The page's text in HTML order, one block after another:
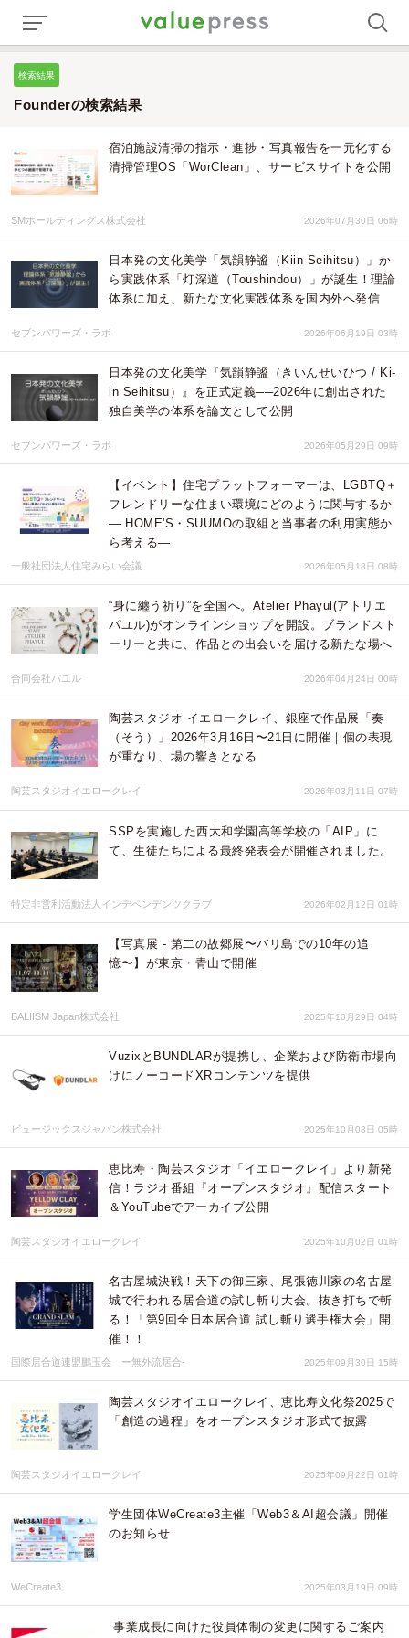
検索結果
Founderの検索結果
宿泊施設清掃の指示・進捗・写真報告を一元化する
清掃管理OS「WorClean」、サービスサイトを公開
SMホールディングス株式会社 2026年07月30日 06時
日本発の文化美学「気韻静謐（Kiin-Seihitsu）」か
ら実践体系「灯深道（Toushindou）」が誕生！理論
体系に加え、新たな文化実践体系を国内外へ発信
セブンパワーズ・ラボ 2026年06月19日 03時
日本発の文化美学『気韻静謐（きいんせいひつ / Ki-
in Seihitsu）』を正式定義──2026年に創出された
独自美学の体系を論文として公開
セブンパワーズ・ラボ 2026年05月29日 09時
【イベント】住宅プラットフォーマーは、LGBTQ＋
フレンドリーな住まい環境にどのように関与するか
― HOME'S・SUUMOの取組と当事者の利用実態か
ら考える―
一般社団法人住宅みらい会議 2026年05月18日 08時
“身に纏う祈り”を全国へ。Atelier Phayul(アトリエ
パユル)がオンラインショップを開設。ブランドスト
ーリーと共に、作品との出会いを届ける新たな場へ
合同会社パユル 2026年04月24日 00時
陶芸スタジオ イエロークレイ、銀座で作品展「奏
（そう）」2026年3月16日〜21日に開催｜個の表現
が重なり、場の響きとなる
陶芸スタジオイエロークレイ 2026年03月11日 07時
SSPを実施した西大和学園高等学校の「AIP」に
て、生徒たちによる最終発表会が開催されました。
特定非営利活動法人インデペンデンツクラブ 2026年02月12日 01時
【写真展 - 第二の故郷展〜バリ島での10年の追
憶〜】が東京・青山で開催
BALIISM Japan株式会社 2025年10月29日 04時
VuzixとBUNDLARが提携し、企業および防衛市場向
けにノーコードXRコンテンツを提供
ビュージックスジャパン株式会社 2025年10月03日 05時
恵比寿・陶芸スタジオ「イエロークレイ」より新発
信！ラジオ番組『オープンスタジオ』配信スタート
＆YouTubeでアーカイブ公開
陶芸スタジオイエロークレイ 2025年10月02日 01時
名古屋城決戦！天下の御三家、尾張徳川家の名古屋
城で行われる居合道の試し斬り大会。抜き打ちで斬
る！「第9回全日本居合道 試し斬り選手権大会」開
催！！
国際居合道連盟鵬玉会 ー無外流居合- 2025年09月30日 15時
陶芸スタジオイエロークレイ、恵比寿文化祭2025で
「創造の過程」をオープンスタジオ形式で披露
陶芸スタジオイエロークレイ 2025年09月22日 01時
学生団体WeCreate3主催「Web3＆AI超会議」開催
のお知らせ
WeCreate3 2025年03月19日 09時
事業成長に向けた役員体制の変更に関するご案内